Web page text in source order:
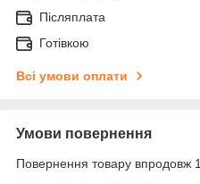
Післяплата
Готівкою
Всі умови оплати
Умови повернення
Повернення товару впродовж